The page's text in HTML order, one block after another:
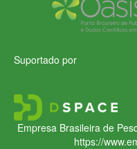
Suportado por
Empresa Brasileira de
https://